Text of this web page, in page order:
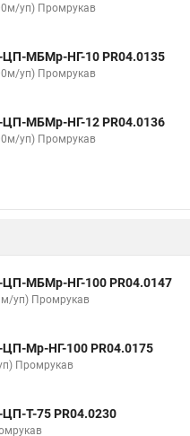
уп) Промрукав
ЦП-МБМр-НГ-10 PR04.0135
уп) Промрукав
ЦП-МБМр-НГ-12 PR04.0136
уп) Промрукав
ЦП-МБМр-НГ-100 PR04.0147
уп) Промрукав
Мр-НГ-100 PR04.0175
Промрукав
Т-75 PR04.0230